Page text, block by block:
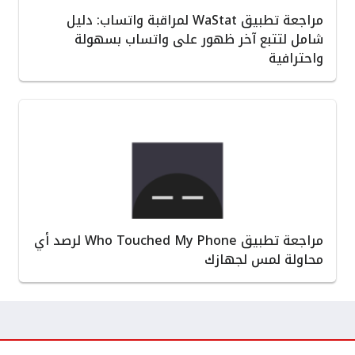
مراجعة تطبيق WaStat لمراقبة واتساب: دليل
شامل لتتبع آخر ظهور على واتساب بسهولة
واحترافية
مراجعة تطبيق Who Touched My Phone لرصد أي
محاولة لمس لجهازك